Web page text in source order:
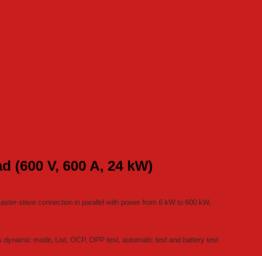
(600 V, 600 A, 24 kW)
slave connection in parallel with power from 6 kW to 600 kW,
mode, List, OCP, OPP test, automatic test and battery test